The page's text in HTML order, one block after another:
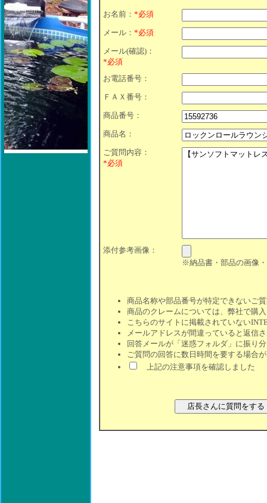
お名前： *必須
メール： *必須
メール(確認)：
*必須
お電話番号：
ＦＡＸ番号：
商品番号：
商品名：
ご質問内容：
*必須
添付参考画像：
※納品書・部品の画像
商品名称や部品番号が特定できないご
商品のクレームについては、弊社で購
こちらのサイトに掲載されていない
メールアドレスが間違っていると返信
回答メールが「迷惑フォルダ」に振り
ご質問の回答に数日時間を要する場合
上記の注意事項を確認しました